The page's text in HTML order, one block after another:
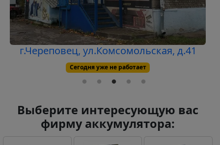
г.Череповец, ул.Комсомольская, д.41
Сегодня уже не работает
Выберите интересующую вас
фирму аккумулятора: